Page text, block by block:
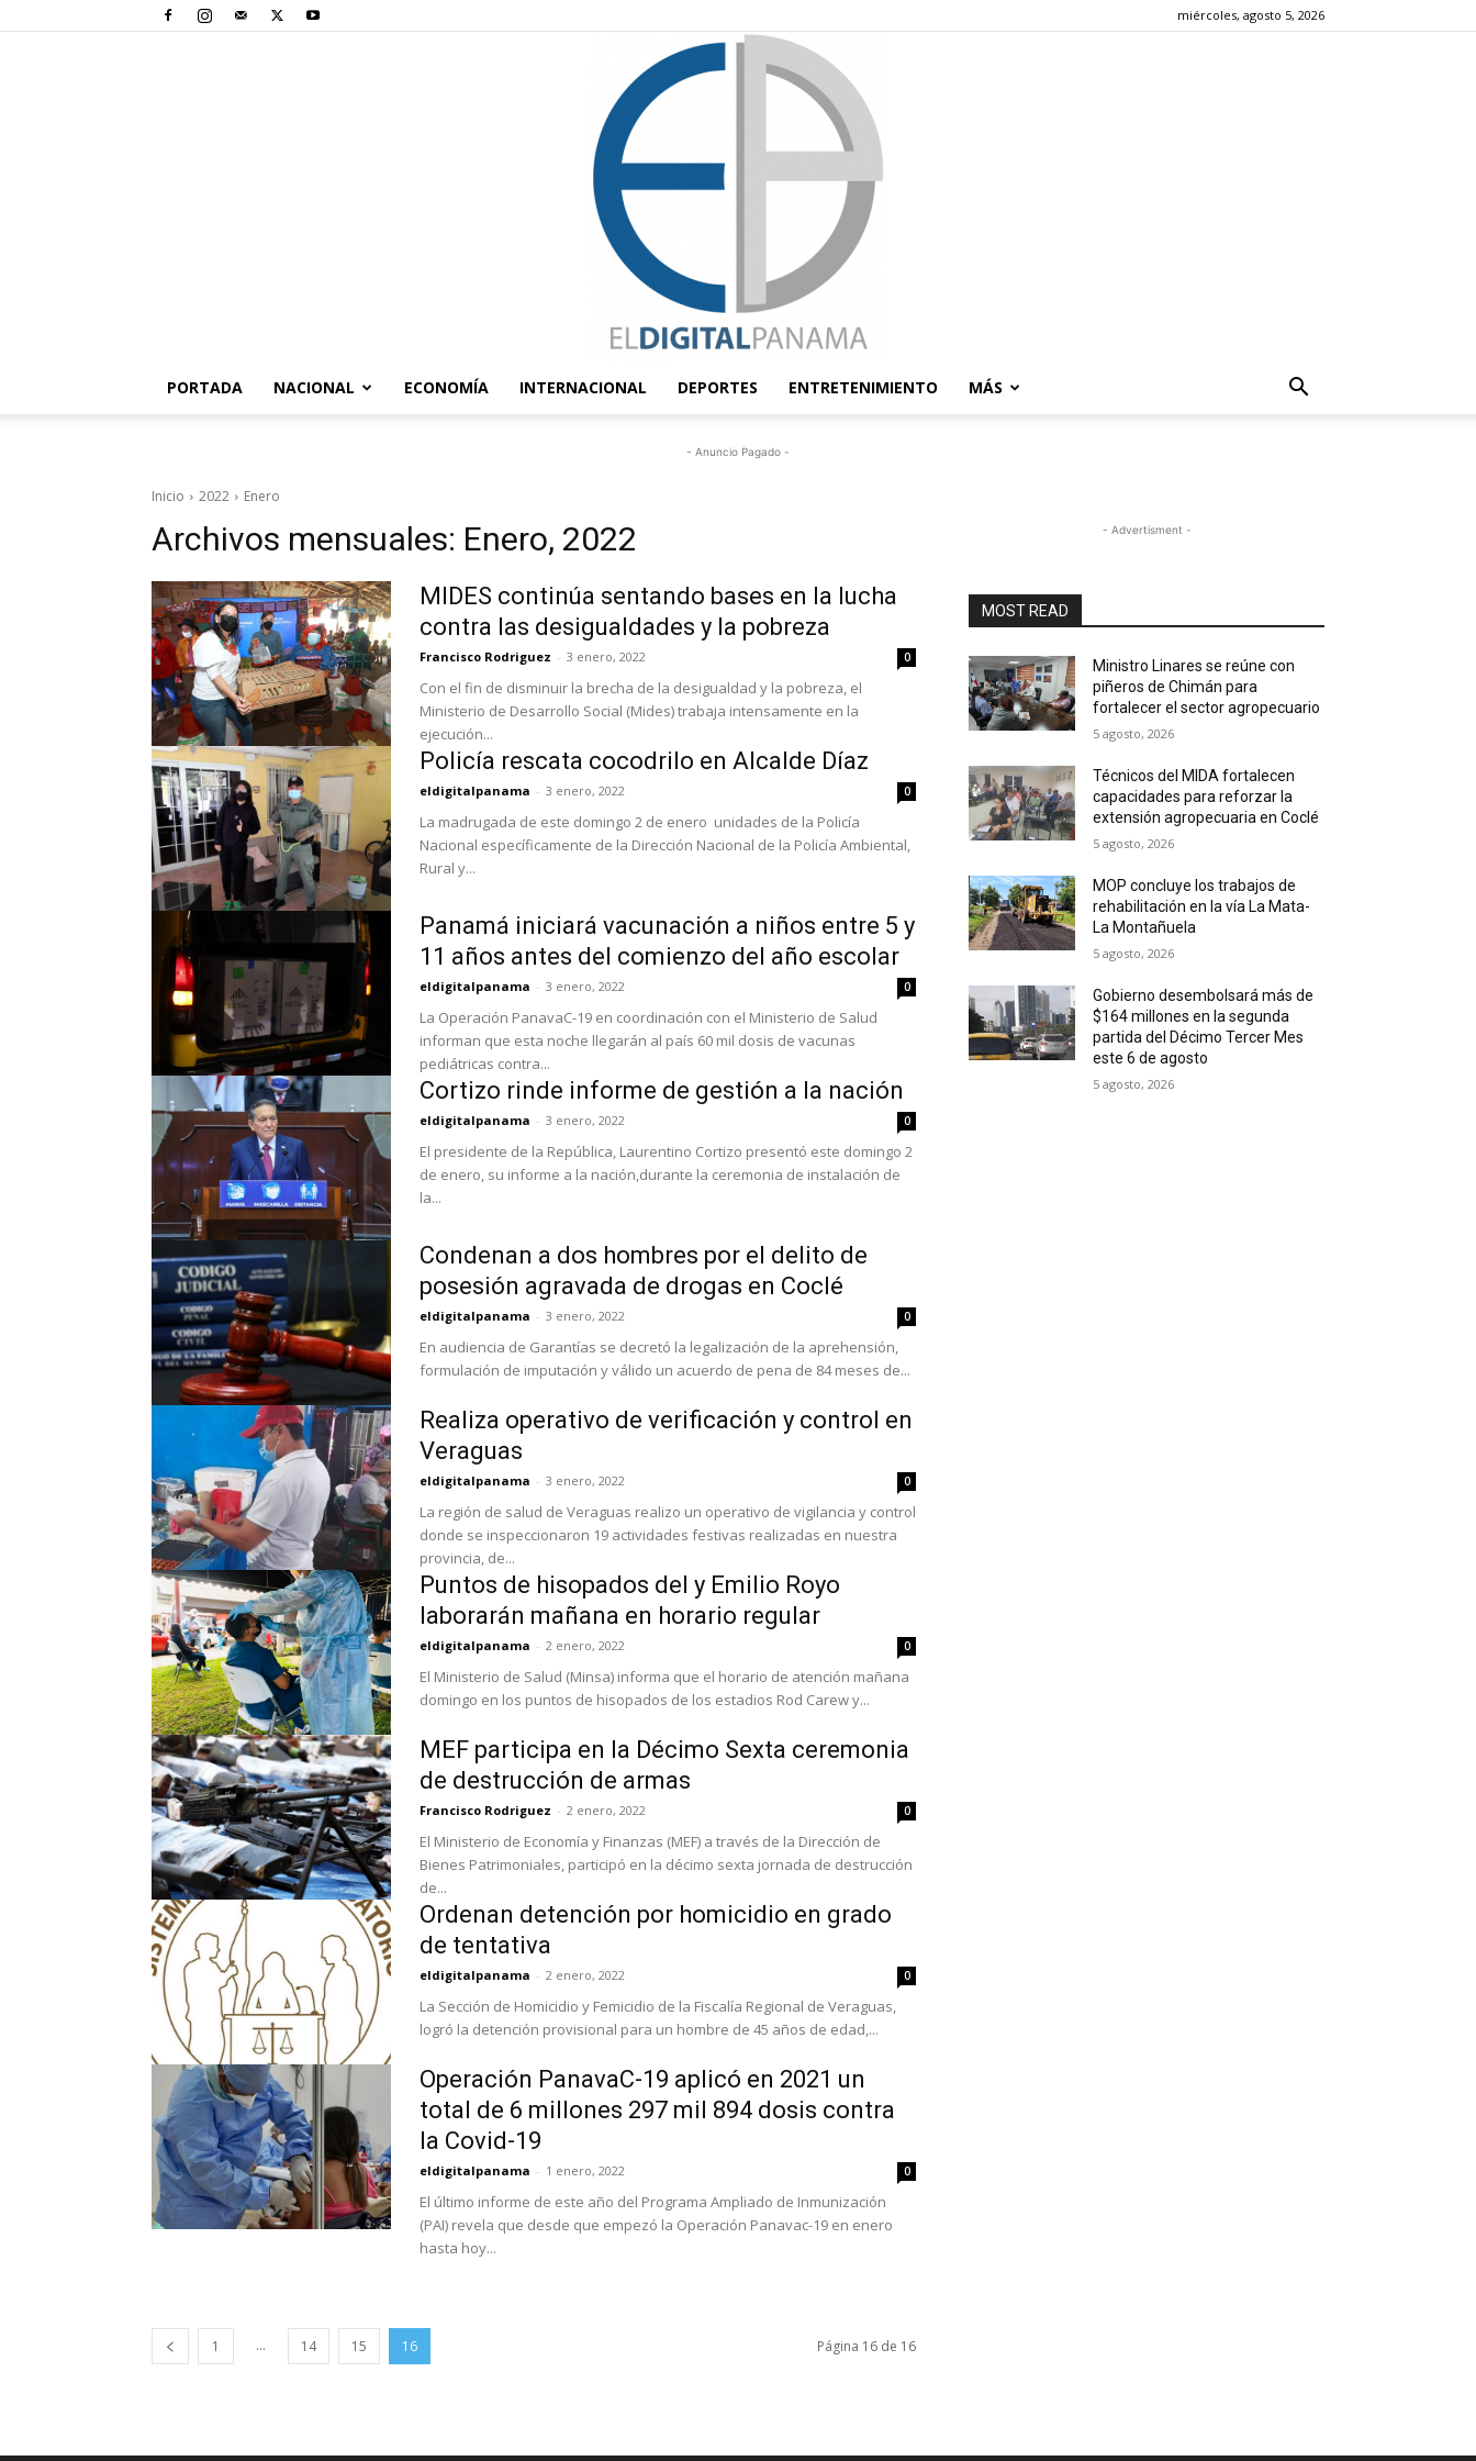
miércoles, agosto 5, 2026
Panamá
PORTADA NACIONAL ECONOMÍA INTERNACIONAL DEPORTES ENTRETENIMIENTO MÁS
- Anuncio Pagado -
Inicio 2022 Enero
Archivos mensuales: Enero, 2022
MIDES continúa sentando bases en la lucha
contra las desigualdades y la pobreza
Francisco Rodriguez - 3 enero, 2022 0
Con el fin de disminuir la brecha de la desigualdad y la pobreza, el
Ministerio de Desarrollo Social (Mides) trabaja intensamente en la
ejecución...
Policía rescata cocodrilo en Alcalde Díaz
eldigitalpanama - 3 enero, 2022 0
La madrugada de este domingo 2 de enero unidades de la Policía
Nacional específicamente de la Dirección Nacional de la Policía Ambiental,
Rural y...
Panamá iniciará vacunación a niños entre 5 y
11 años antes del comienzo del año escolar
eldigitalpanama - 3 enero, 2022 0
La Operación PanavaC-19 en coordinación con el Ministerio de Salud
informan que esta noche llegarán al país 60 mil dosis de vacunas
pediátricas contra...
Cortizo rinde informe de gestión a la nación
eldigitalpanama - 3 enero, 2022 0
El presidente de la República, Laurentino Cortizo presentó este domingo 2
de enero, su informe a la nación,durante la ceremonia de instalación de
la...
Condenan a dos hombres por el delito de
posesión agravada de drogas en Coclé
eldigitalpanama - 3 enero, 2022 0
En audiencia de Garantías se decretó la legalización de la aprehensión,
formulación de imputación y válido un acuerdo de pena de 84 meses de...
Realiza operativo de verificación y control en
Veraguas
eldigitalpanama - 3 enero, 2022 0
La región de salud de Veraguas realizo un operativo de vigilancia y control
donde se inspeccionaron 19 actividades festivas realizadas en nuestra
provincia, de...
Puntos de hisopados del y Emilio Royo
laborarán mañana en horario regular
eldigitalpanama - 2 enero, 2022 0
El Ministerio de Salud (Minsa) informa que el horario de atención mañana
domingo en los puntos de hisopados de los estadios Rod Carew y...
MEF participa en la Décimo Sexta ceremonia
de destrucción de armas
Francisco Rodriguez - 2 enero, 2022 0
El Ministerio de Economía y Finanzas (MEF) a través de la Dirección de
Bienes Patrimoniales, participó en la décimo sexta jornada de destrucción
de...
Ordenan detención por homicidio en grado
de tentativa
eldigitalpanama - 2 enero, 2022 0
La Sección de Homicidio y Femicidio de la Fiscalía Regional de Veraguas,
logró la detención provisional para un hombre de 45 años de edad,...
Operación PanavaC-19 aplicó en 2021 un
total de 6 millones 297 mil 894 dosis contra
la Covid-19
eldigitalpanama - 1 enero, 2022 0
El último informe de este año del Programa Ampliado de Inmunización
(PAI) revela que desde que empezó la Operación Panavac-19 en enero
hasta hoy...
1 ... 14 15 16 Página 16 de 16
- Advertisment -
MOST READ
Ministro Linares se reúne con
piñeros de Chimán para
fortalecer el sector agropecuario
5 agosto, 2026
Técnicos del MIDA fortalecen
capacidades para reforzar la
extensión agropecuaria en Coclé
5 agosto, 2026
MOP concluye los trabajos de
rehabilitación en la vía La Mata-
La Montañuela
5 agosto, 2026
Gobierno desembolsará más de
$164 millones en la segunda
partida del Décimo Tercer Mes
este 6 de agosto
5 agosto, 2026